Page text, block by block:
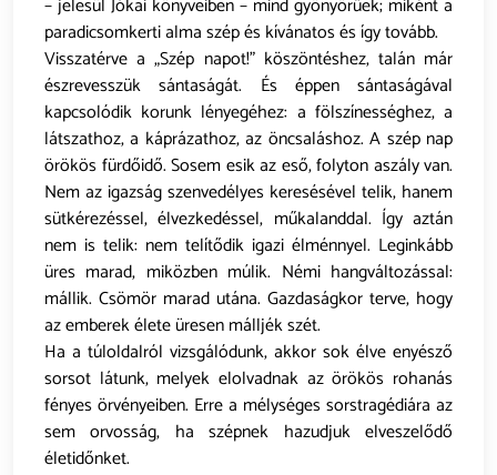
– jelesül Jókai könyveiben – mind gyönyörűek; miként a
paradicsomkerti alma szép és kívánatos és így tovább.
Visszatérve a „Szép napot!” köszöntéshez, talán már
észrevesszük sántaságát. És éppen sántaságával
kapcsolódik korunk lényegéhez: a fölszínességhez, a
látszathoz, a káprázathoz, az öncsaláshoz. A szép nap
örökös fürdőidő. Sosem esik az eső, folyton aszály van.
Nem az igazság szenvedélyes keresésével telik, hanem
sütkérezéssel, élvezkedéssel, műkalanddal. Így aztán
nem is telik: nem telítődik igazi élménnyel. Leginkább
üres marad, miközben múlik. Némi hangváltozással:
mállik. Csömör marad utána. Gazdaságkor terve, hogy
az emberek élete üresen málljék szét.
Ha a túloldalról vizsgálódunk, akkor sok élve enyésző
sorsot látunk, melyek elolvadnak az örökös rohanás
fényes örvényeiben. Erre a mélységes sorstragédiára az
sem orvosság, ha szépnek hazudjuk elveszelődő
életidőnket.